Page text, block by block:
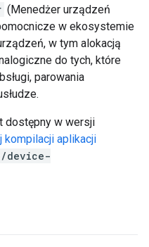
(Menedżer urządzeń
w ekosystemie
w tym alokacją
do tych, które
parowania
dostępny w wersji
kompilacji aplikacji
device-